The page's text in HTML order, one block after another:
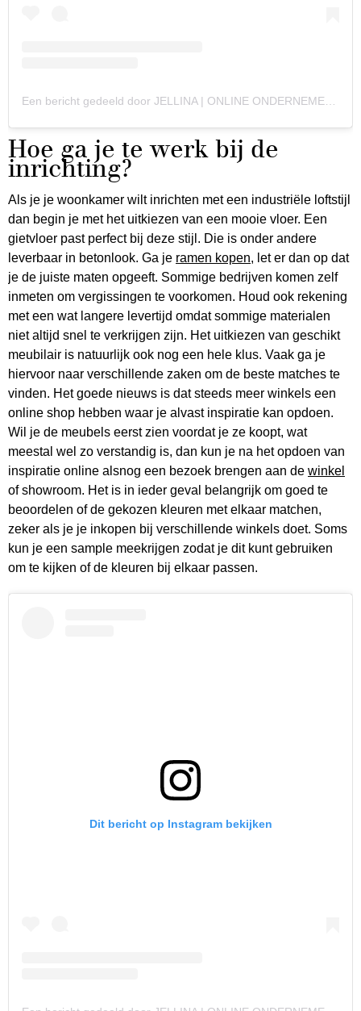
Een bericht gedeeld door JELLINA | ONLINE ONDERNEMER
Hoe ga je te werk bij de
inrichting?
Als je je woonkamer wilt inrichten met een industriële loftstijl
dan begin je met het uitkiezen van een mooie vloer. Een
gietvloer past perfect bij deze stijl. Die is onder andere
leverbaar in betonlook. Ga je ramen kopen, let er dan op dat
je de juiste maten opgeeft. Sommige bedrijven komen zelf
inmeten om vergissingen te voorkomen. Houd ook rekening
met een wat langere levertijd omdat sommige materialen
niet altijd snel te verkrijgen zijn. Het uitkiezen van geschikt
meubilair is natuurlijk ook nog een hele klus. Vaak ga je
hiervoor naar verschillende zaken om de beste matches te
vinden. Het goede nieuws is dat steeds meer winkels een
online shop hebben waar je alvast inspiratie kan opdoen.
Wil je de meubels eerst zien voordat je ze koopt, wat
meestal wel zo verstandig is, dan kun je na het opdoen van
inspiratie online alsnog een bezoek brengen aan de winkel
of showroom. Het is in ieder geval belangrijk om goed te
beoordelen of de gekozen kleuren met elkaar matchen,
zeker als je je inkopen bij verschillende winkels doet. Soms
kun je een sample meekrijgen zodat je dit kunt gebruiken
om te kijken of de kleuren bij elkaar passen.
Dit bericht op Instagram bekijken